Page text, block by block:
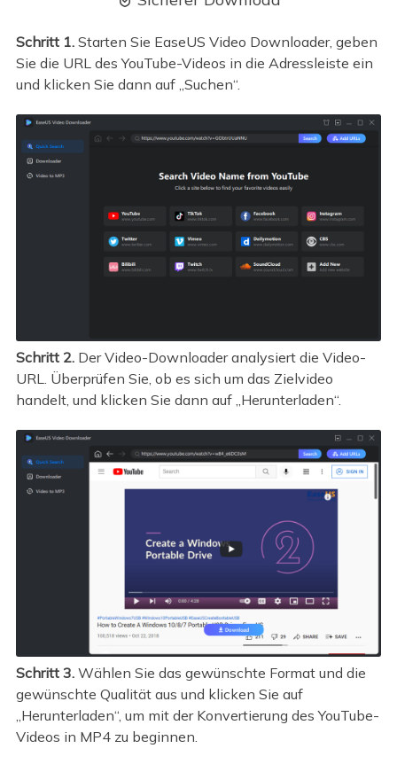
Schritt 1.Starten Sie EaseUS Video Downloader, geben
Sie die URL des YouTube-Videos in die Adressleiste ein
und klicken Sie dann auf „Suchen“.
Schritt 2.Der Video-Downloader analysiert die Video-
URL. Überprüfen Sie, ob es sich um das Zielvideo
handelt, und klicken Sie dann auf „Herunterladen“.
Schritt 3.Wählen Sie das gewünschte Format und die
gewünschte Qualität aus und klicken Sie auf
„Herunterladen“, um mit der Konvertierung des YouTube-
Videos in MP4 zu beginnen.